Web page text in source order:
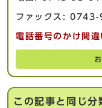
ファックス:
電話番号のかけ間違
この記事と同じ分